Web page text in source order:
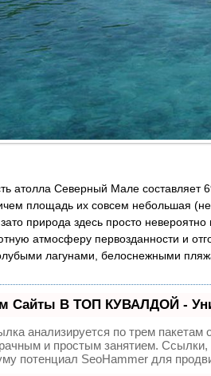
атолла Северный Мале составляет
площадь их совсем небольшая
природа здесь просто
атмосферу первозданности и
лагунами, белоснежными
Сайты В ТОП КУВАЛДОЙ -
анализируется по трем пакетам
и простым занятием.
потенциал SeoHammer для